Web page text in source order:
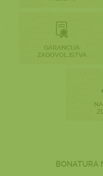
GARANCIJA
ZADOVOLJSTVA
BONATURA